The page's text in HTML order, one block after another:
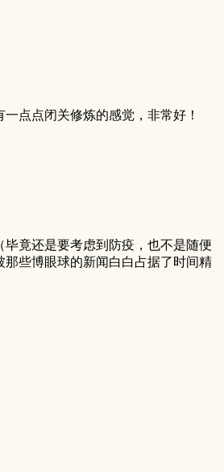
点点闭关修炼的感觉，非常好！
竟还是要考虑到防疫，也不是随便
些博眼球的新闻白白占据了时间精